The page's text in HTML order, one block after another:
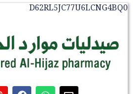
D62RL5JC77U6LCNG4BQ0